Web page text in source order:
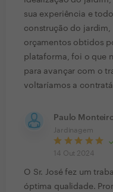
sua experiência e
construção do
orçamentos obtidos
plataforma, foi o que
para avançar com o
voltaríamos a
Paulo
Jardinagem
14 Out 2024
O Sr. José fez um
óptima qualidade.